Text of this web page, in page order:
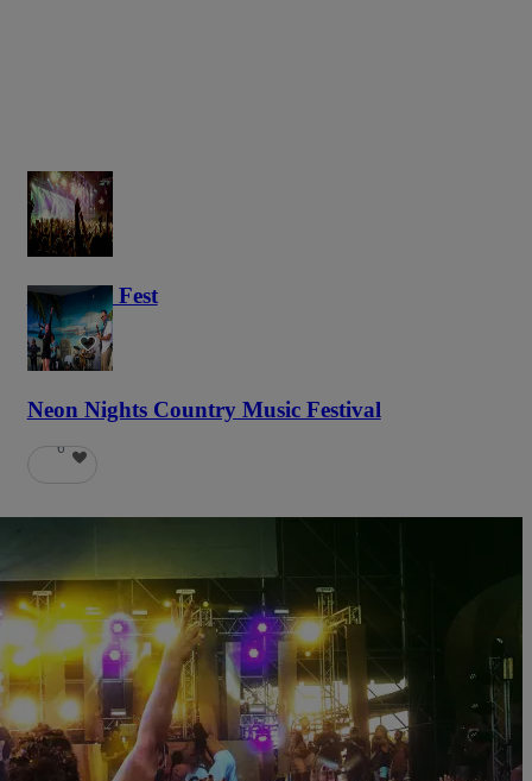
Haunted Fest
59
Neon Nights Country Music Festival
6